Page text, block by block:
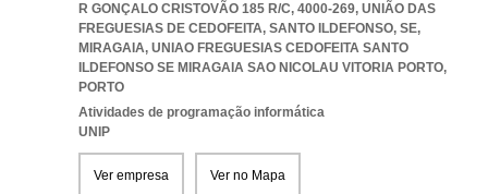
R GONÇALO CRISTOVÃO 185 R/C, 4000-269, UNIÃO DAS
FREGUESIAS DE CEDOFEITA, SANTO ILDEFONSO, SE,
MIRAGAIA, UNIAO FREGUESIAS CEDOFEITA SANTO
ILDEFONSO SE MIRAGAIA SAO NICOLAU VITORIA PORTO,
PORTO
Atividades de programação informática
UNIP
Ver empresa Ver no Mapa